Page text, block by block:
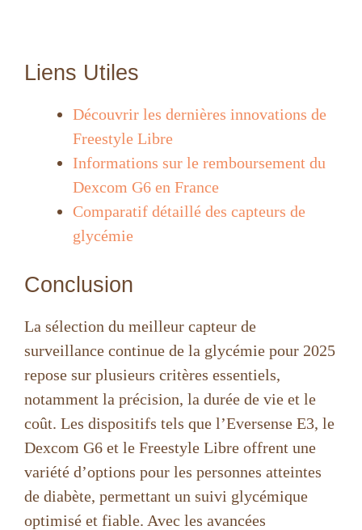
Liens Utiles
Découvrir les dernières innovations de
Freestyle Libre
Informations sur le remboursement du
Dexcom G6 en France
Comparatif détaillé des capteurs de
glycémie
Conclusion
La sélection du meilleur capteur de
surveillance continue de la glycémie pour 2025
repose sur plusieurs critères essentiels,
notamment la précision, la durée de vie et le
coût. Les dispositifs tels que l’Eversense E3, le
Dexcom G6 et le Freestyle Libre offrent une
variété d’options pour les personnes atteintes
de diabète, permettant un suivi glycémique
optimisé et fiable. Avec les avancées